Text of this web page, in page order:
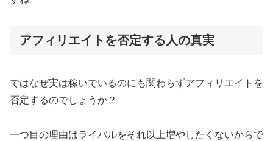
アフィリエイトを否定する人の真実
ではなぜ実は稼いでいるのにも関わらずアフィリエイトを
否定するのでしょうか？
一つ目の理由はライバルをそれ以上増やしたくないからで